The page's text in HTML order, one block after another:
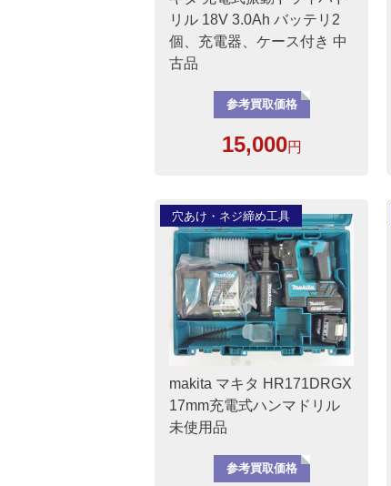
リル 18V 3.0Ah バッテリ2
個、充電器、ケース付き 中
古品
参考買取価格
15,000円
穴あけ・ネジ締め工具
makita マキタ HR171DRGX
17mm充電式ハンマドリル
未使用品
参考買取価格